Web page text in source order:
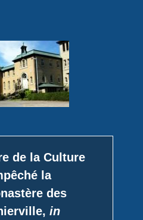
de la Culture
la
des
in